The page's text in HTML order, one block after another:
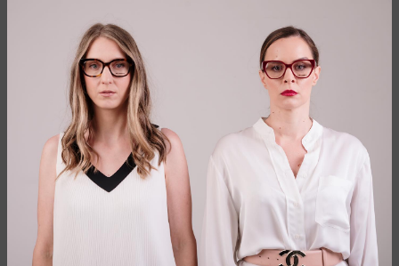
Thom Browne 113
Naočare za sunce
Thom Browne 115
Naočare za sunce
Thom Browne 116 Thom Browne 117